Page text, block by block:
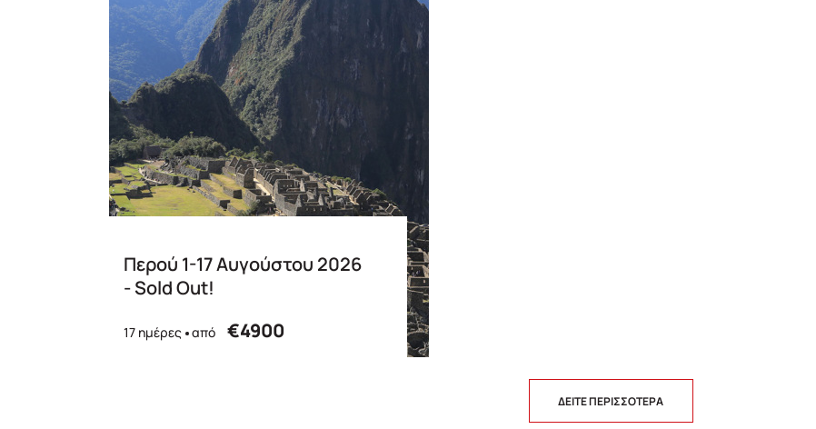
Περού 1-17 Αυγούστου 2026
- Sold Out!
17 ημέρες από €4900
ΔΕΙΤΕ ΠΕΡΙΣΣΟΤΕΡΑ